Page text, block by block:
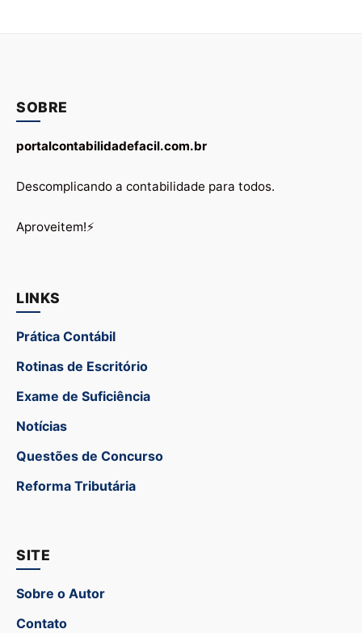
SOBRE
portalcontabilidadefacil.com.br
Descomplicando a contabilidade para todos.
Aproveitem!⚡
LINKS
Prática Contábil
Rotinas de Escritório
Exame de Suficiência
Notícias
Questões de Concurso
Reforma Tributária
SITE
Sobre o Autor
Contato